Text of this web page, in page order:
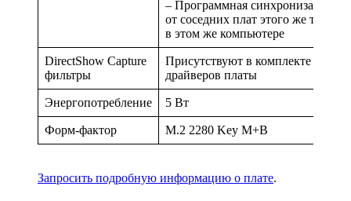
– Программная синхронизация
от соседних плат этого же типа
в этом же компьютере
DirectShow Capture
фильтры
Присутствуют в комплекте
драйверов платы
Энергопотребление 5 Вт
Форм-фактор М.2 2280 Key M+B
Запросить подробную информацию о плате.